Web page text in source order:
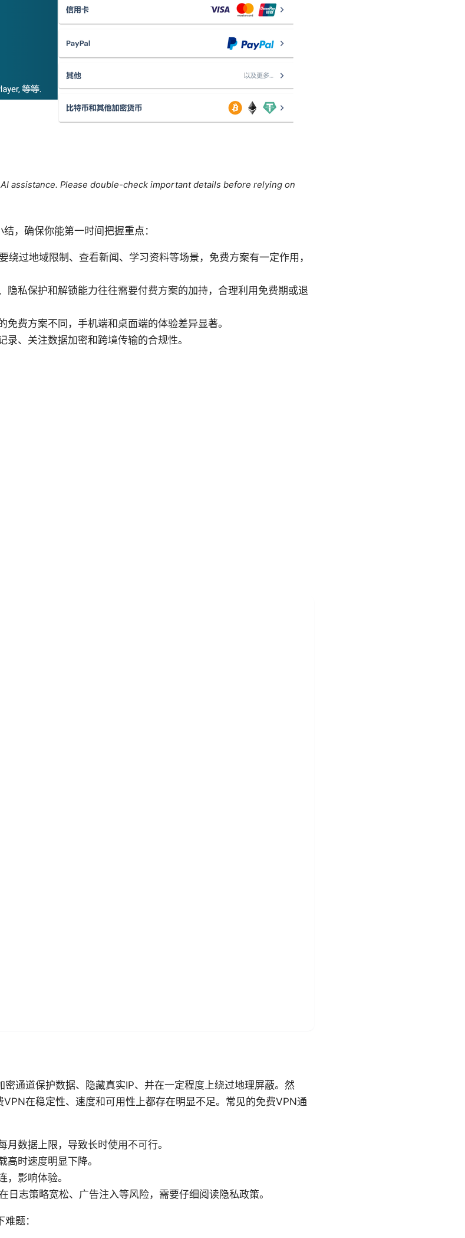
assistance. Please double-check important details before relying on
，确保你能第一时间把握重点：
绕过地域限制、查看新闻、学习资料等场景，免费方案有一定作用，
隐私保护和解锁能力往往需要付费方案的加持，合理利用免费期或退
费方案不同，手机端和桌面端的体验差异显著。
、关注数据加密和跨境传输的合规性。
通道保护数据、隐藏真实IP、并在一定程度上绕过地理屏蔽。然
在稳定性、速度和可用性上都存在明显不足。常见的免费VPN通
数据上限，导致长时使用不可行。
高时速度明显下降。
，影响体验。
日志策略宽松、广告注入等风险，需要仔细阅读隐私政策。
题：